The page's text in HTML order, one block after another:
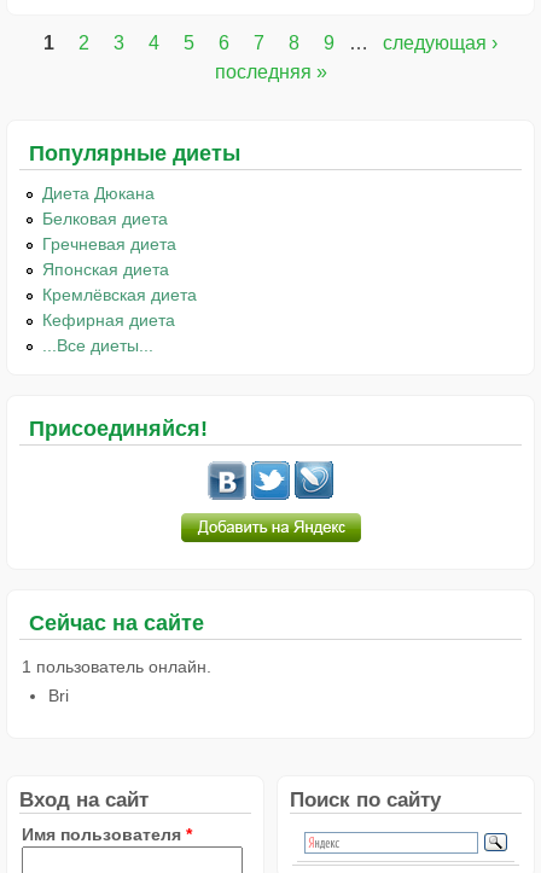
1 2 3 4 5 6 7 8 9 …
следующая ›
последняя »
Популярные диеты
Диета Дюкана
Белковая диета
Гречневая диета
Японская диета
Кремлёвская диета
Кефирная диета
...Все диеты...
Присоединяйся!
Сейчас на сайте
1 пользователь онлайн.
Bri
Вход на сайт
Имя пользователя *
Поиск по сайту